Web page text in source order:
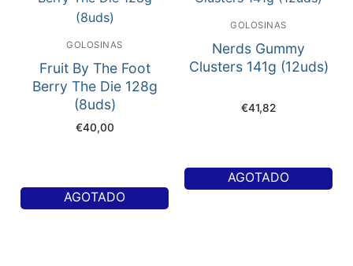
GOLOSINAS
Fruit By The Foot
Berry The Die 128g
(8uds)
€40,00
AGOTADO
GOLOSINAS
Nerds Gummy
Clusters 141g (12uds)
€41,82
AGOTADO